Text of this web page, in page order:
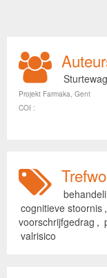
Projekt Farmaka, Gent
COI :
cognitieve stoornis ,
voorschrijfgedrag ,
valrisico